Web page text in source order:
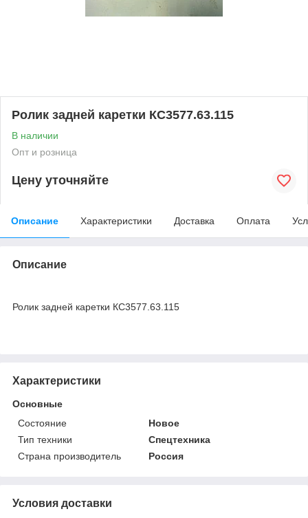
Ролик задней каретки КС3577.63.115
В наличии
Опт и розница
Цену уточняйте
Описание Характеристики Доставка Оплата
Описание
Ролик задней каретки КС3577.63.115
Характеристики
Основные
Состояние
Новое
Тип техники
Спецтехника
Страна производитель
Россия
Условия доставки